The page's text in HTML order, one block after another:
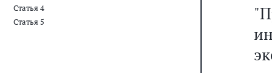
Статья 4
Статья 5